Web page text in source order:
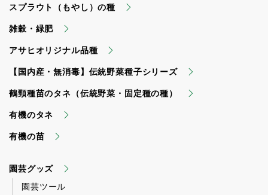
スプラウト（もやし）の種
雑穀・緑肥
アサヒオリジナル品種
【国内産・無消毒】伝統野菜種子シリーズ
鶴頸種苗のタネ（伝統野菜・固定種の種）
有機のタネ
有機の苗
園芸グッズ
園芸ツール